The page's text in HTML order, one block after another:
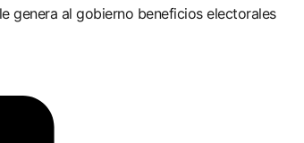
genera al gobierno beneficios electorales